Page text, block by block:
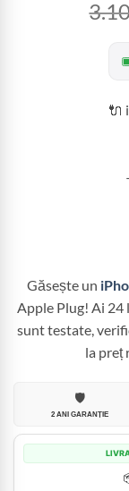
🔌
Găsește un
Apple Plug! Ai 24
sunt testate,
la preț
🛡️
2 ANI GARANȚIE